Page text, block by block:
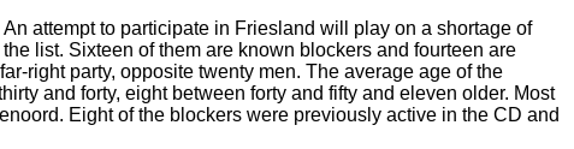
attempt to participate in Friesland will play on a shortage of
list. Sixteen of them are known blockers and fourteen are
right party, opposite twenty men. The average age of the
and forty, eight between forty and fifty and eleven older. Most
Eight of the blockers were previously active in the CD and